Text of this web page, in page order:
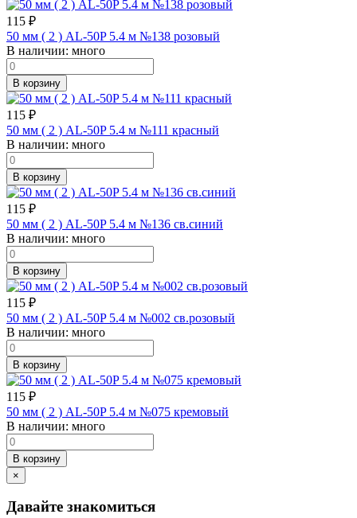
115 ₽
50 мм ( 2 ) AL-50P 5.4 м №138 розовый
В наличии: много
В корзину
115 ₽
50 мм ( 2 ) AL-50P 5.4 м №111 красный
В наличии: много
В корзину
115 ₽
50 мм ( 2 ) AL-50P 5.4 м №136 св.синий
В наличии: много
В корзину
115 ₽
50 мм ( 2 ) AL-50P 5.4 м №002 св.розовый
В наличии: много
В корзину
115 ₽
50 мм ( 2 ) AL-50P 5.4 м №075 кремовый
В наличии: много
В корзину
×
Давайте знакомиться